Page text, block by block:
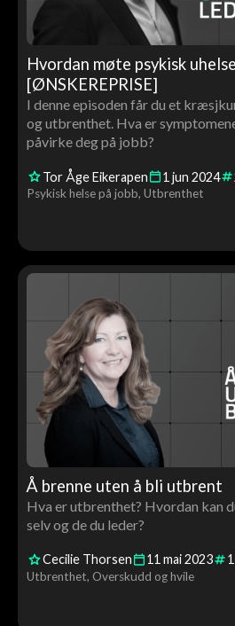
Hvordan møte psykisk
[ØNSKEREPRISE]
I denne episoden får du et
og utbrenthet. Hva er
påvirke deg på jobb?
Tor Åge Eikerapen 1 jun 2024
Psykisk helse på jobb Utbrenthet
Å brenne uten å bli utbrent
Hva er utbrenthet? Hvordan kan
selv og de du leder?
Cecilie Thorsen 11mai2023
Utbrenthet Overskudd og hvile